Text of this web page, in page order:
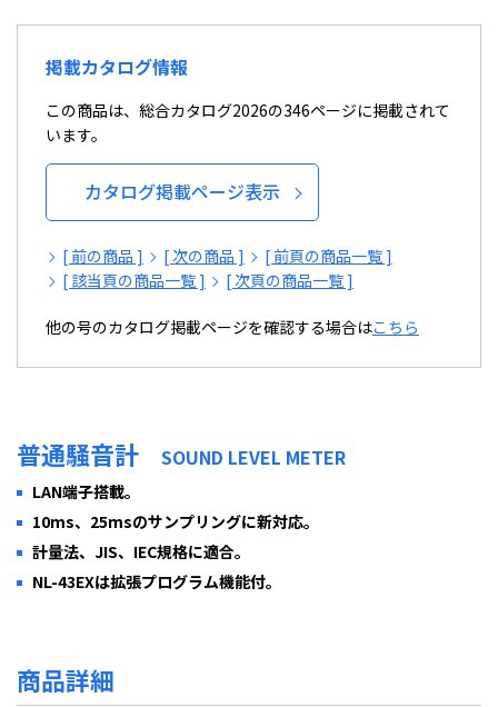
掲載カタログ情報
この商品は、総合カタログ2026の346ページに掲載されて
います。
カタログ掲載ページ表示
[ 前の商品 ] [ 次の商品 ]
[ 前頁の商品一覧 ]
[ 該当頁の商品一覧 ]
[ 次頁の商品一覧 ]
他の号のカタログ掲載ページを確認する場合はこちら
普通騒音計 SOUND LEVEL METER
LAN端子搭載。
10ms、25msのサンプリングに新対応。
計量法、JIS、IEC規格に適合。
NL-43EXは拡張プログラム機能付。
商品詳細